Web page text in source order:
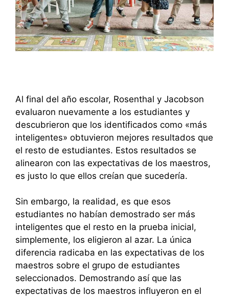
Al final del año escolar, Rosenthal y Jacobson
evaluaron nuevamente a los estudiantes y
descubrieron que los identificados como «más
inteligentes» obtuvieron mejores resultados que
el resto de estudiantes. Estos resultados se
alinearon con las expectativas de los maestros,
es justo lo que ellos creían que sucedería.
Sin embargo, la realidad, es que esos
estudiantes no habían demostrado ser más
inteligentes que el resto en la prueba inicial,
simplemente, los eligieron al azar. La única
diferencia radicaba en las expectativas de los
maestros sobre el grupo de estudiantes
seleccionados. Demostrando así que las
expectativas de los maestros influyeron en el